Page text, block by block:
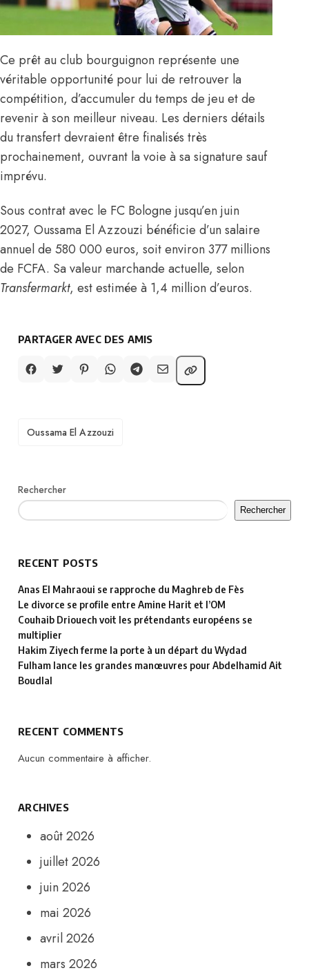
Ce prêt au club bourguignon représente une
véritable opportunité pour lui de retrouver la
compétition, d’accumuler du temps de jeu et de
revenir à son meilleur niveau. Les derniers détails
du transfert devraient être finalisés très
prochainement, ouvrant la voie à sa signature sauf
imprévu.
Sous contrat avec le FC Bologne jusqu’en juin
2027, Oussama El Azzouzi bénéficie d’un salaire
annuel de 580 000 euros, soit environ 377 millions
de FCFA. Sa valeur marchande actuelle, selon
Transfermarkt, est estimée à 1,4 million d’euros.
PARTAGER AVEC DES AMIS
Oussama El Azzouzi
Rechercher
Rechercher
RECENT POSTS
Anas El Mahraoui se rapproche du Maghreb de Fès
Le divorce se profile entre Amine Harit et l’OM
Couhaib Driouech voit les prétendants européens se
multiplier
Hakim Ziyech ferme la porte à un départ du Wydad
Fulham lance les grandes manœuvres pour Abdelhamid Ait
Boudlal
RECENT COMMENTS
Aucun commentaire à afficher.
ARCHIVES
août 2026
juillet 2026
juin 2026
mai 2026
avril 2026
mars 2026